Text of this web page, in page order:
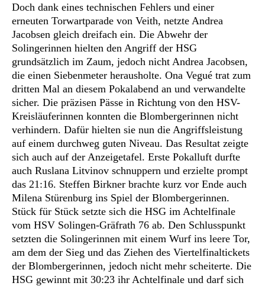
Doch dank eines technischen Fehlers und einer
erneuten Torwartparade von Veith, netzte Andrea
Jacobsen gleich dreifach ein. Die Abwehr der
Solingerinnen hielten den Angriff der HSG
grundsätzlich im Zaum, jedoch nicht Andrea Jacobsen,
die einen Siebenmeter herausholte. Ona Vegué trat zum
dritten Mal an diesem Pokalabend an und verwandelte
sicher. Die präzisen Pässe in Richtung von den HSV-
Kreisläuferinnen konnten die Blombergerinnen nicht
verhindern. Dafür hielten sie nun die Angriffsleistung
auf einem durchweg guten Niveau. Das Resultat zeigte
sich auch auf der Anzeigetafel. Erste Pokalluft durfte
auch Ruslana Litvinov schnuppern und erzielte prompt
das 21:16. Steffen Birkner brachte kurz vor Ende auch
Milena Stürenburg ins Spiel der Blombergerinnen.
Stück für Stück setzte sich die HSG im Achtelfinale
vom HSV Solingen-Gräfrath 76 ab. Den Schlusspunkt
setzten die Solingerinnen mit einem Wurf ins leere Tor,
am dem der Sieg und das Ziehen des Viertelfinaltickets
der Blombergerinnen, jedoch nicht mehr scheiterte. Die
HSG gewinnt mit 30:23 ihr Achtelfinale und darf sich